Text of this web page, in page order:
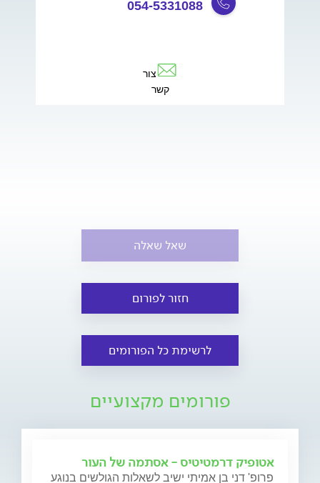
054-5331088
צור
קשר
שאל שאלה
חזור לפורום
לרשימת כל הפורומים
פורומים מקצועיים
אטופיק דרמטיטיס - אסתמה של העור
פרופ' דני בן אמיתי ישיב לשאלות הגולשים בנוגע